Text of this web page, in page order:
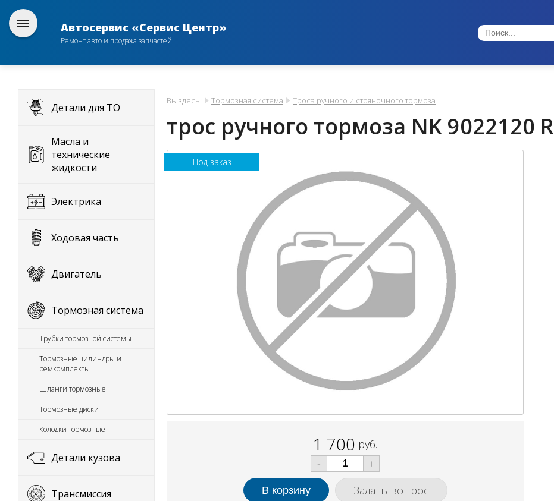
Автосервис «Сервис Центр»
Ремонт авто и продажа запчастей
Детали для ТО
Масла и
технические
жидкости
Электрика
Ходовая часть
Двигатель
Тормозная система
Трубки тормозной системы
Тормозные цилиндры и
ремкомплекты
Шланги тормозные
Тормозные диски
Колодки тормозные
Детали кузова
Трансмиссия
Вы здесь: Тормозная система Троса ручного и стояночного тормоза
трос ручного тормоза NK 9022120 R
Под заказ
1 700 руб.
-
+
Задать вопрос